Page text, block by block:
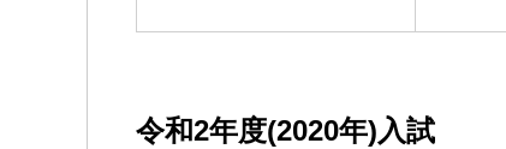
令和2年度(2020年)入試